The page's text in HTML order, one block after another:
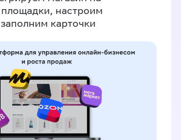
настроим
карточки